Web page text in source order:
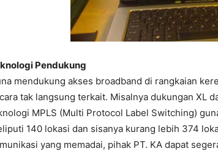
Pendukung
mendukung akses broadband di rangkaian
tak langsung terkait. Misalnya dukungan XL
MPLS (Multi Protocol Label Switching)
140 lokasi dan sisanya kurang lebih 374
yang memadai, pihak PT. KA dapat